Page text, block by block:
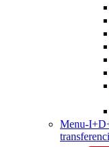
Menu-